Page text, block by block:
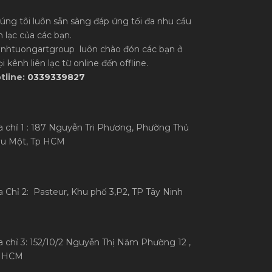
tôi luôn sẵn sàng đáp ứng tối đa nhu cầu
lạc của các bạn.
luôn chào đón các bạn ở
kênh liên lạc từ online đến offline.
0339339827
chỉ 1 : 187 Nguyễn Tri Phương, Phường Thủ
Một, Tp HCM
Chỉ 2: Pasteur, Khu phố 3,P2, TP Tây Ninh
chỉ 3: 152/10/2 Nguyễn Thị Năm Phường 12 ,